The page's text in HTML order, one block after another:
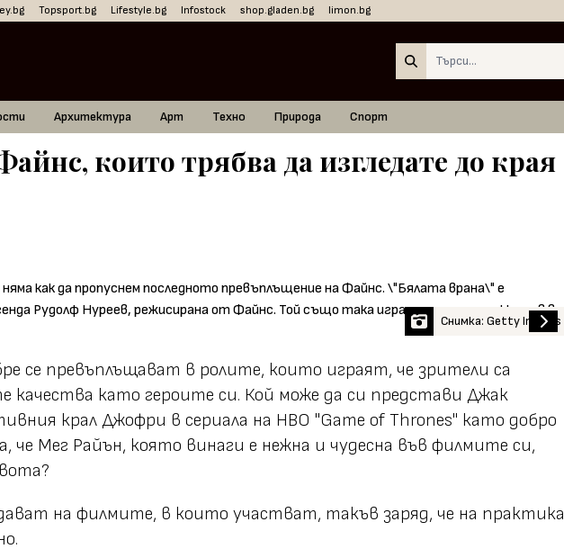
Topsport.bg Lifestyle.bg Infostock shop.gladen.bg limon.bg
Архитектура Арт Техно Природа Спорт
които трябва да изгледате до края
Снимка: Getty Images
се превъплъщават в ролите, които играят, че зрители са
като героите си. Кой може да си представи Джак
крал Джофри в сериала на HBO "Game of Thrones" като добро
че Мег Райън, която винаги е нежна и чудесна във филмите си,
на филмите, в които участват, такъв заряд, че на практика